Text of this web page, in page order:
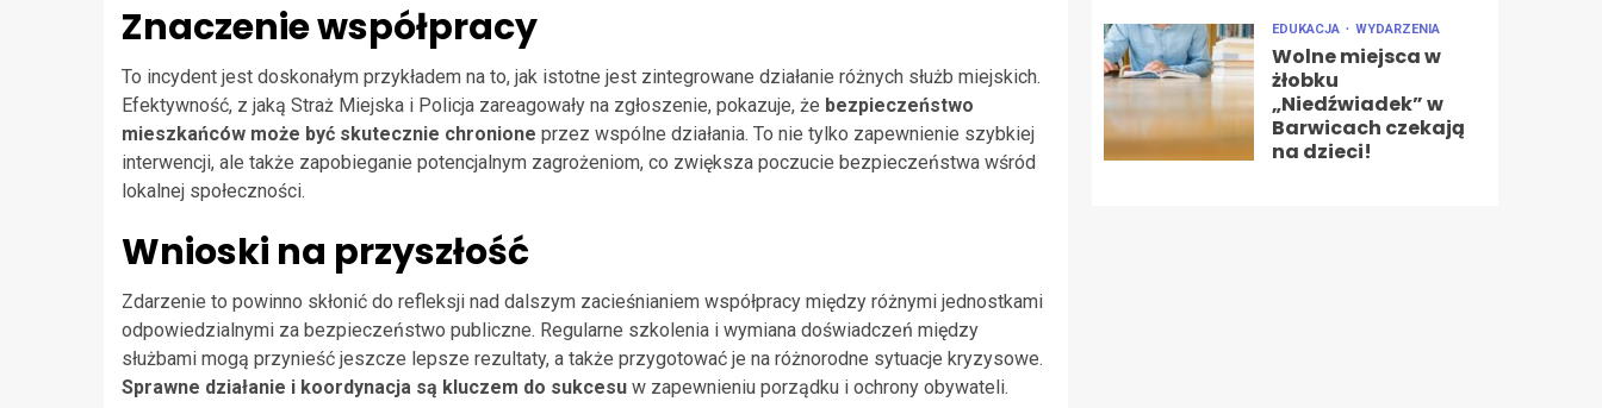
Znaczenie współpracy
To incydent jest doskonałym przykładem na to, jak istotne jest zintegrowane działanie różnych służb miejskich.
Efektywność, z jaką Straż Miejska i Policja zareagowały na zgłoszenie, pokazuje, że bezpieczeństwo
mieszkańców może być skutecznie chronione przez wspólne działania. To nie tylko zapewnienie szybkiej
interwencji, ale także zapobieganie potencjalnym zagrożeniom, co zwiększa poczucie bezpieczeństwa wśród
lokalnej społeczności.
Wnioski na przyszłość
Zdarzenie to powinno skłonić do refleksji nad dalszym zacieśnianiem współpracy między różnymi jednostkami
odpowiedzialnymi za bezpieczeństwo publiczne. Regularne szkolenia i wymiana doświadczeń między
służbami mogą przynieść jeszcze lepsze rezultaty, a także przygotować je na różnorodne sytuacje kryzysowe.
Sprawne działanie i koordynacja są kluczem do sukcesu w zapewnieniu porządku i ochrony obywateli.
EDUKACJA WYDARZENIA
Wolne miejsca w
żłobku
„Niedźwiadek” w
Barwicach czekają
na dzieci!